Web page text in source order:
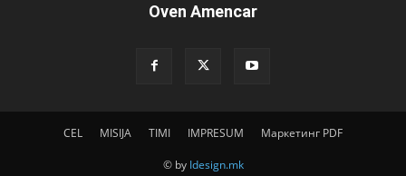
Oven Amencar
CEL MISIJA TIMI IMPRESUM Маркетинг PDF
© by Idesign.mk